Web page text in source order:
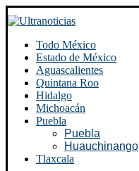
Todo México
Estado de México
Aguascalientes
Quintana Roo
Hidalgo
Michoacán
Puebla
Puebla
Huauchinango
Tlaxcala